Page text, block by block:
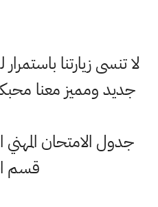
لا تنسى زيارتنا
جديد ومميز معنا
قسم